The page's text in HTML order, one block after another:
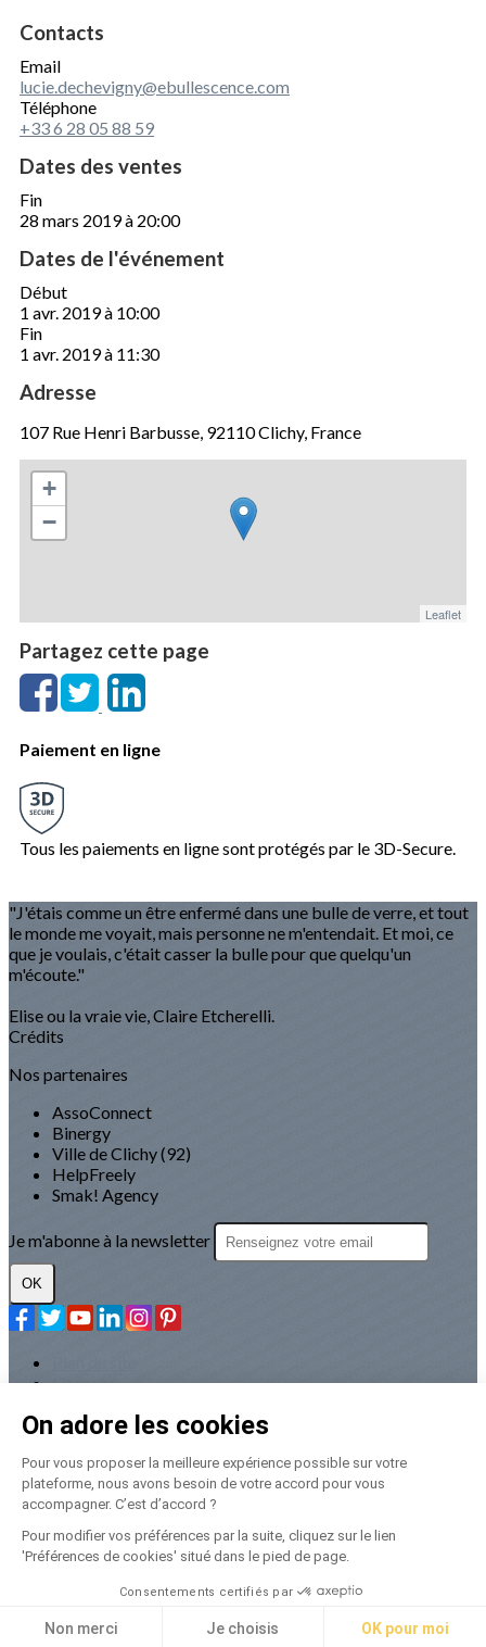
On adore les cookies
Pour vous proposer la meilleure expérience possible sur votre
plateforme, nous avons besoin de votre accord pour vous
accompagner. C’est d’accord ?
Pour modifier vos préférences par la suite, cliquez sur le lien
'Préférences de cookies' situé dans le pied de page.
Consentements certifiés par
Non merci Je choisis OK pour moi
Contacts
Email
lucie.dechevigny@ebullescence.com
Téléphone
+33 6 28 05 88 59
Dates des ventes
Fin
28 mars 2019 à 20:00
Dates de l'événement
Début
1 avr. 2019 à 10:00
Fin
1 avr. 2019 à 11:30
Adresse
107 Rue Henri Barbusse, 92110 Clichy, France
+
−
Leaflet
Partagez cette page
Paiement en ligne
Tous les paiements en ligne sont protégés par le 3D-Secure.
"J'étais comme un être enfermé dans une bulle de verre, et tout
le monde me voyait, mais personne ne m'entendait. Et moi, ce
que je voulais, c'était casser la bulle pour que quelqu'un
m'écoute."
Elise ou la vraie vie, Claire Etcherelli.
Crédits
Nos partenaires
AssoConnect
Binergy
Ville de Clichy (92)
HelpFreely
Smak! Agency
Je m'abonne à la newsletter
OK
Licences
CGUV
Se connecter
Propulsé par AssoConnect, le logiciel des associations
Médico-Sociales